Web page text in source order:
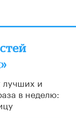
лучших и
в неделю: